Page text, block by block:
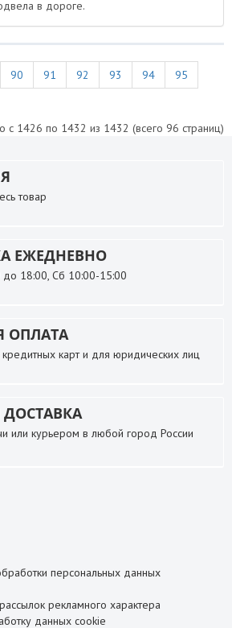
в дороге.
90 91 92 93 94
95
с 1426 по 1432 из 1432 (всего 96 страниц)
товар
ЕЖЕДНЕВНО
до 18:00, Сб 10:00-15:00
ОПЛАТА
карт и для юридических лиц
ДОСТАВКА
или курьером в любой город России
персональных данных
рекламного характера
данных cookie